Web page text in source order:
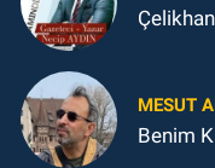
MESUT
Benim